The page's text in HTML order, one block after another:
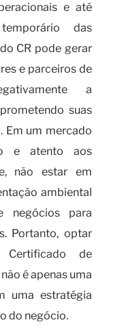
e até
das
CR pode gerar
e parceiros de
a
suas
Em um mercado
e atento aos
não estar em
ambiental
negócios para
Portanto, optar
de
é apenas uma
uma estratégia
do negócio.